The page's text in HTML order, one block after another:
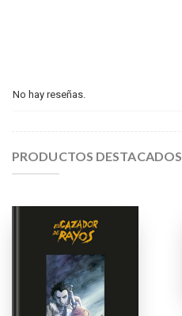
No hay reseñas.
PRODUCTOS DESTACADOS